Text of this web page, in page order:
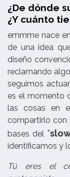
¿De dónde
¿Y cuánto
emmme nace
de una idea
diseño
reclamando
seguimos
es el momento
las cosas en
compartirlo con
bases del “
identificamos y
Tú eres el